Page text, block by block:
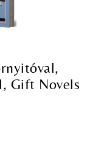
Gift Novels